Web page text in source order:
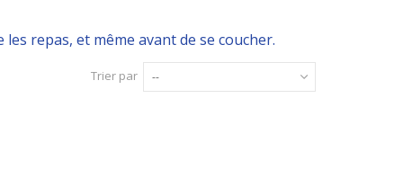
repas, et même avant de se coucher.
Trier par --